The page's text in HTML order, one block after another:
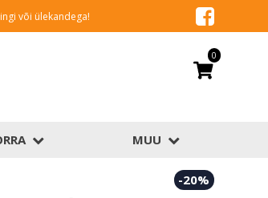
või ülekandega!
0
MUU
-20%